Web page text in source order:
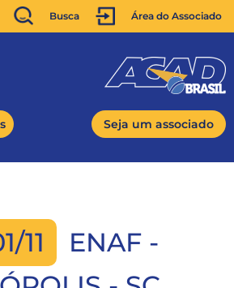
Busca Área do Associado
Seja um associado
11
ENAF -